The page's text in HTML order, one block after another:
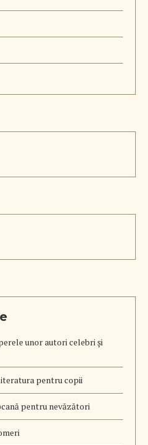
unor autori celebri și
pentru copii
pentru nevăzători